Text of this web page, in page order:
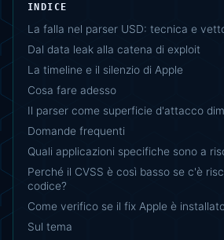
INDICE
La falla nel parser USD: tecnica e
Dal data leak alla catena di exploit
La timeline e il silenzio di Apple
Cosa fare adesso
Il parser come superficie d'attacco
Domande frequenti
Quali applicazioni specifiche sono a
Perché il CVSS è così basso se c'è
codice?
Come verifico se il fix Apple è
Sul tema